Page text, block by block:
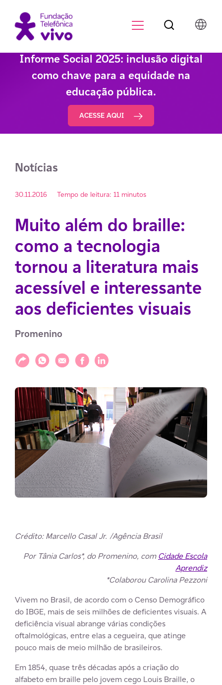
Informe Social 2025: inclusão digital
como chave para a equidade na
educação pública.
ACESSE AQUI
Notícias
30.11.2016 Tempo de leitura: 11 minutos
Muito além do braille:
como a tecnologia
tornou a literatura mais
acessível e interessante
aos deficientes visuais
Promenino
Compartilhar
Compartilhar via WhatsApp
Compartilhar via E-mail
Compartilhar via Facebook
Compartilhar via LinkedIn
Crédito: Marcello Casal Jr. /Agência Brasil
Por Tânia Carlos*, do Promenino, comCidade Escola
Aprendiz
*Colaborou Carolina Pezzoni
Vivem no Brasil, de acordo com o Censo Demográfico
do IBGE, mais de seis milhões de deficientes visuais. A
deficiência visual abrange várias condições
oftalmológicas, entre elas a cegueira, que atinge
pouco mais de meio milhão de brasileiros.
Em 1854, quase três décadas após a criação do
alfabeto em braille pelo jovem cego Louis Braille, o
Botão de